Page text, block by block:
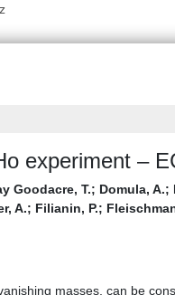
experiment –
Goodacre, T.; Domula, A.;
A.; Filianin, P.;
masses, can be